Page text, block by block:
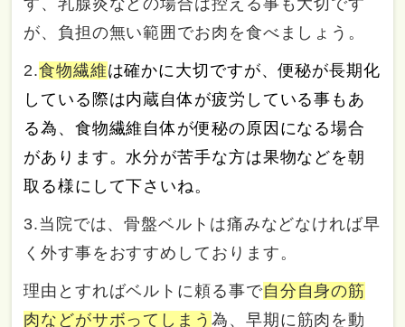
が、負担の無い範囲でお肉を食べましょう。
2.食物繊維は確かに大切ですが、便秘が長期化
している際は内蔵自体が疲労している事もあ
る為、食物繊維自体が便秘の原因になる場合
があります。水分が苦手な方は果物などを朝
取る様にして下さいね。
3.当院では、骨盤ベルトは痛みなどなければ早
く外す事をおすすめしております。
理由とすればベルトに頼る事で自分自身の筋
肉などがサボってしまう 為、早期に筋肉を動